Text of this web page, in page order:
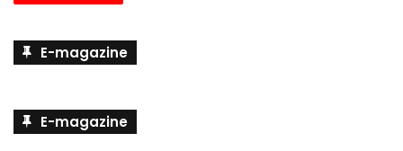
E-magazine
E-magazine